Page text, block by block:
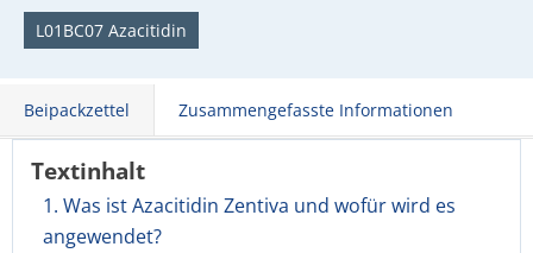
L01BC07 Azacitidin
Beipackzettel Zusammengefasste Informationen
Textinhalt
1. Was ist Azacitidin Zentiva und wofür wird es
angewendet?